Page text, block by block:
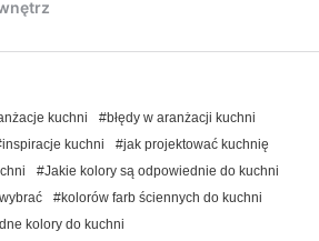
kuchni
#błędy w aranżacji kuchni
kuchni
#jak projektować kuchnię
#Jakie kolory są odpowiednie do kuchni
#kolorów farb ściennych do kuchni
kolory do kuchni